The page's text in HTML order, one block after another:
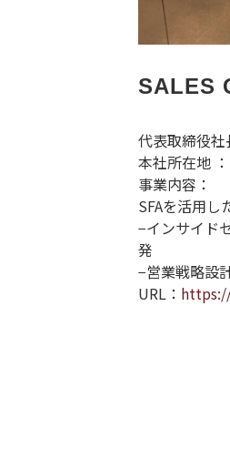
SALES
代表取締役
本社所在地
事業内容：
SFAを活用し
−インサイド
発
−営業戦略設
URL：